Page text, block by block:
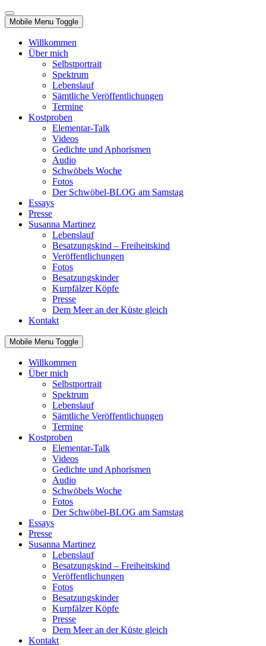
Mobile Menu Toggle
Willkommen
Über mich
Selbstportrait
Spektrum
Lebenslauf
Sämtliche Veröffentlichungen
Termine
Kostproben
Elementar-Talk
Videos
Gedichte und Aphorismen
Audio
Schwöbels Woche
Fotos
Der Schwöbel-BLOG am Samstag
Essays
Presse
Susanna Martinez
Lebenslauf
Besatzungskind – Freiheitskind
Veröffentlichungen
Fotos
Besatzungskinder
Kurpfälzer Köpfe
Presse
Dem Meer an der Küste gleich
Kontakt
Mobile Menu Toggle
Willkommen
Über mich
Selbstportrait
Spektrum
Lebenslauf
Sämtliche Veröffentlichungen
Termine
Kostproben
Elementar-Talk
Videos
Gedichte und Aphorismen
Audio
Schwöbels Woche
Fotos
Der Schwöbel-BLOG am Samstag
Essays
Presse
Susanna Martinez
Lebenslauf
Besatzungskind – Freiheitskind
Veröffentlichungen
Fotos
Besatzungskinder
Kurpfälzer Köpfe
Presse
Dem Meer an der Küste gleich
Kontakt